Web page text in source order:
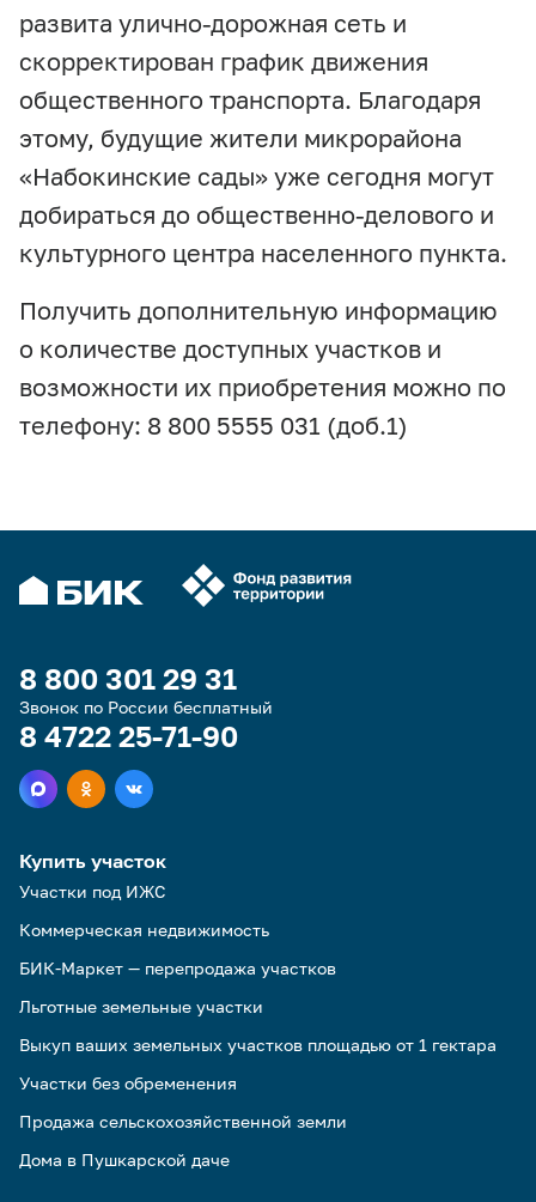
развита улично-дорожная сеть и
скорректирован график движения
общественного транспорта. Благодаря
этому, будущие жители микрорайона
«Набокинские сады» уже сегодня могут
добираться до общественно-делового и
культурного центра населенного пункта.
Получить дополнительную информацию
о количестве доступных участков и
возможности их приобретения можно по
телефону: 8 800 5555 031 (доб.1)
8 800 301 29 31
Звонок по России бесплатный
8 4722 25-71-90
Купить участок
Участки под ИЖС
Коммерческая недвижимость
БИК-Маркет — перепродажа участков
Льготные земельные участки
Выкуп ваших земельных участков площадью от 1 гектара
Участки без обременения
Продажа сельскохозяйственной земли
Дома в Пушкарской даче